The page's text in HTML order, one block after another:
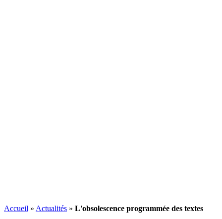
Accueil » Actualités » L'obsolescence programmée des textes